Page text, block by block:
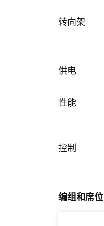
转向架
供电
性能
控制
编组和席位